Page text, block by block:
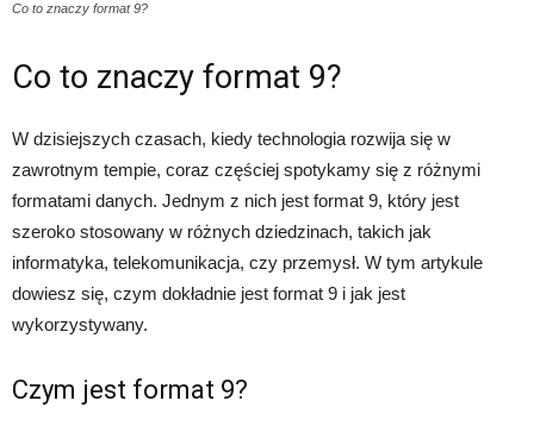
Co to znaczy format 9?
Co to znaczy format 9?
W dzisiejszych czasach, kiedy technologia rozwija się w
zawrotnym tempie, coraz częściej spotykamy się z różnymi
formatami danych. Jednym z nich jest format 9, który jest
szeroko stosowany w różnych dziedzinach, takich jak
informatyka, telekomunikacja, czy przemysł. W tym artykule
dowiesz się, czym dokładnie jest format 9 i jak jest
wykorzystywany.
Czym jest format 9?